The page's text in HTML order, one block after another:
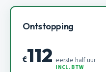
Ontstopping
€112 eerste half uur
INCL. BTW